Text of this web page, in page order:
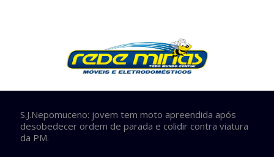
S.J.Nepomuceno: jovem tem moto apreendida após
desobedecer ordem de parada e colidir contra viatura
da PM.